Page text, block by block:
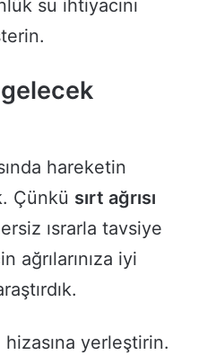
su ihtiyacını
hareketin
Çünkü sırt ağrısı
ısrarla tavsiye
ağrılarınıza iyi
hizasına yerleştirin.